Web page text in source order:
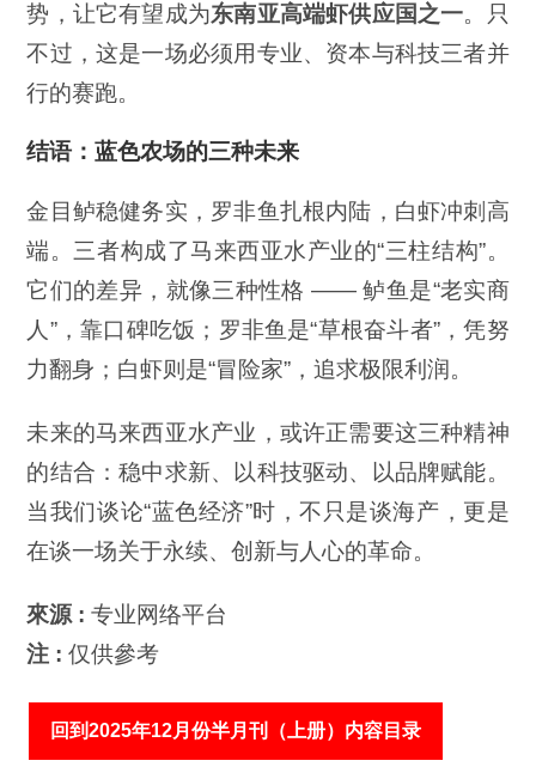
势，让它有望成为东南亚高端虾供应国之一。只
不过，这是一场必须用专业、资本与科技三者并
行的赛跑。
结语：蓝色农场的三种未来
金目鲈稳健务实，罗非鱼扎根内陆，白虾冲刺高
端。三者构成了马来西亚水产业的“三柱结构”。
它们的差异，就像三种性格 —— 鲈鱼是“老实商
人”，靠口碑吃饭；罗非鱼是“草根奋斗者”，凭努
力翻身；白虾则是“冒险家”，追求极限利润。
未来的马来西亚水产业，或许正需要这三种精神
的结合：稳中求新、以科技驱动、以品牌赋能。
当我们谈论“蓝色经济”时，不只是谈海产，更是
在谈一场关于永续、创新与人心的革命。
來源 :专业网络平台
注 :仅供參考
回到2025年12月份半月刊（上册）内容目录